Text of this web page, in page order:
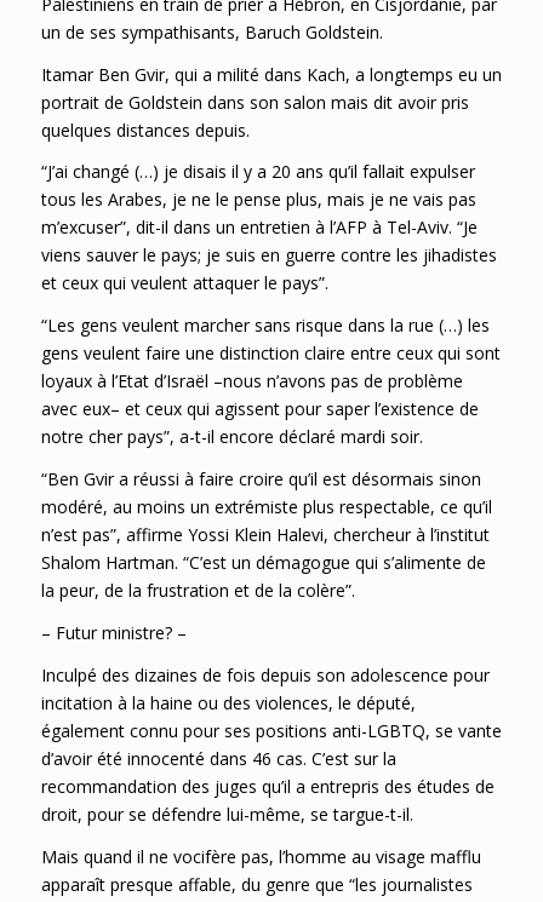
un de ses sympathisants, Baruch Goldstein.
Itamar Ben Gvir, qui a milité dans Kach, a longtemps eu un
portrait de Goldstein dans son salon mais dit avoir pris
quelques distances depuis.
“J’ai changé (…) je disais il y a 20 ans qu’il fallait expulser
tous les Arabes, je ne le pense plus, mais je ne vais pas
m’excuser”, dit-il dans un entretien à l’AFP à Tel-Aviv. “Je
viens sauver le pays; je suis en guerre contre les jihadistes
et ceux qui veulent attaquer le pays”.
“Les gens veulent marcher sans risque dans la rue (…) les
gens veulent faire une distinction claire entre ceux qui sont
loyaux à l’Etat d’Israël –nous n’avons pas de problème
avec eux– et ceux qui agissent pour saper l’existence de
notre cher pays”, a-t-il encore déclaré mardi soir.
“Ben Gvir a réussi à faire croire qu’il est désormais sinon
modéré, au moins un extrémiste plus respectable, ce qu’il
n’est pas”, affirme Yossi Klein Halevi, chercheur à l’institut
Shalom Hartman. “C’est un démagogue qui s’alimente de
la peur, de la frustration et de la colère”.
– Futur ministre? –
Inculpé des dizaines de fois depuis son adolescence pour
incitation à la haine ou des violences, le député,
également connu pour ses positions anti-LGBTQ, se vante
d’avoir été innocenté dans 46 cas. C’est sur la
recommandation des juges qu’il a entrepris des études de
droit, pour se défendre lui-même, se targue-t-il.
Mais quand il ne vocifère pas, l’homme au visage mafflu
apparaît presque affable, du genre que “les journalistes